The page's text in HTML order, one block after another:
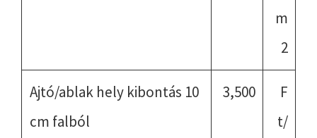
m
2
Ajtó/ablak hely kibontás 10
cm falból
3,500
F
t/